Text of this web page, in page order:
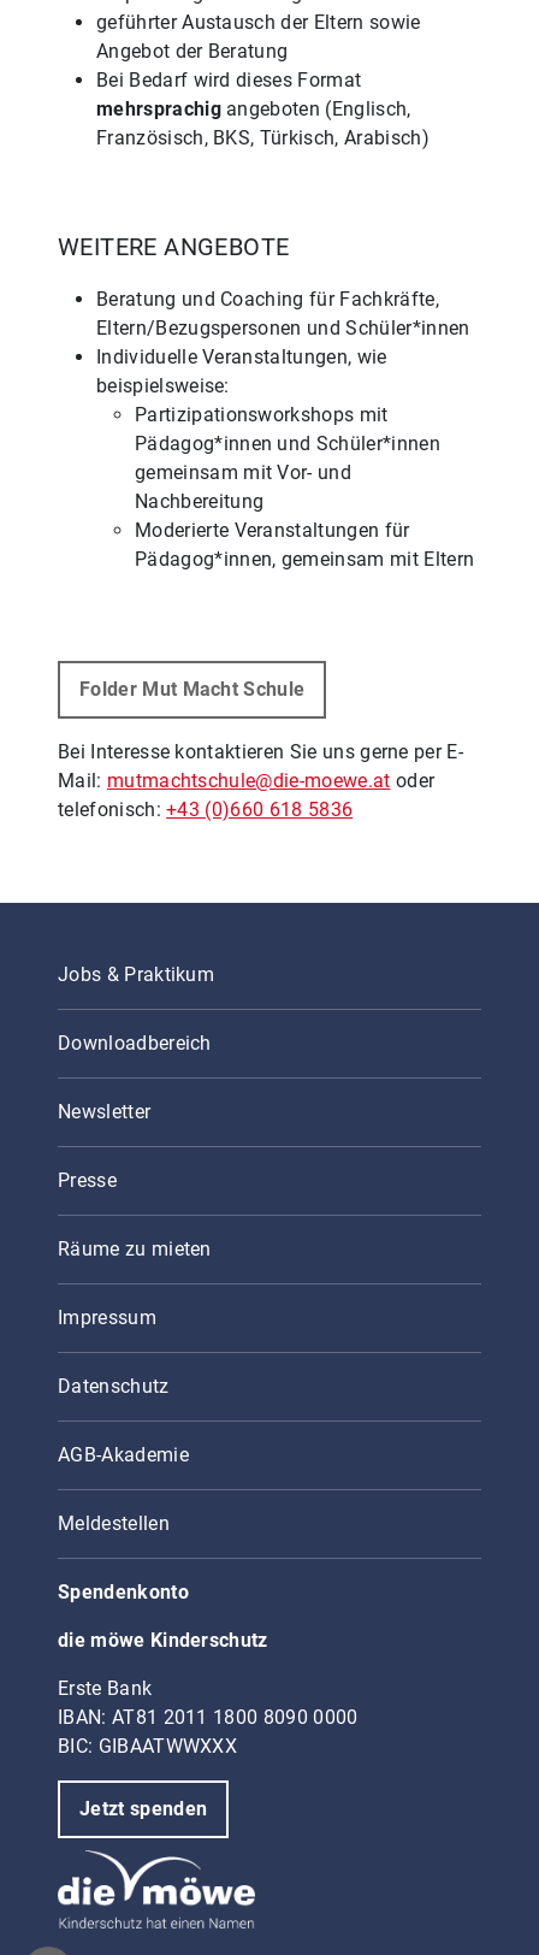
geführter Austausch der Eltern sowie
Angebot der Beratung
Bei Bedarf wird dieses Format
mehrsprachigangeboten (Englisch,
Französisch, BKS, Türkisch, Arabisch)
WEITERE ANGEBOTE
Beratung und Coaching für Fachkräfte,
Eltern/Bezugspersonen und Schüler*innen
Individuelle Veranstaltungen, wie
beispielsweise:
Partizipationsworkshops mit
Pädagog*innen und Schüler*innen
gemeinsam mit Vor- und
Nachbereitung
Moderierte Veranstaltungen für
Pädagog*innen, gemeinsam mit Eltern
Folder Mut Macht Schule
Bei Interesse kontaktieren Sie uns gerne per E-
Mail: mutmachtschule@die-moewe.at oder
telefonisch:+43 (0)660 618 5836
Jobs & Praktikum
Downloadbereich
Newsletter
Presse
Räume zu mieten
Impressum
Datenschutz
AGB-Akademie
Meldestellen
Spendenkonto
die möwe Kinderschutz
Erste Bank
IBAN: AT81 2011 1800 8090 0000
BIC: GIBAATWWXXX
Jetzt spenden